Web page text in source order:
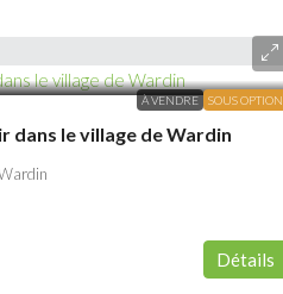
À VENDRE SOUS OPTION
dans le village de Wardin
Détails